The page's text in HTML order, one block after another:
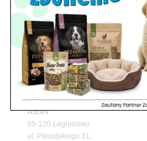
Z Życia Sklepu
Petito Pet Shop –
Online! Wszystko
Adres
05-120 Legionowo
ul. Piłsudskiego 31,